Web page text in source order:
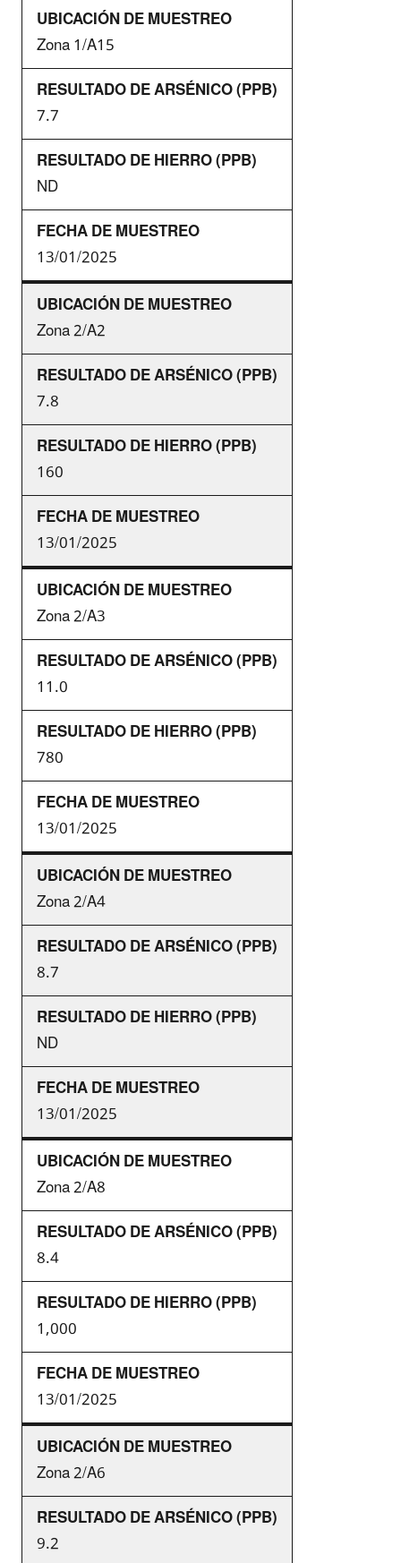
Zona 1/A15
7.7
ND
13/01/2025
Zona 2/A2
7.8
160
13/01/2025
Zona 2/A3
11.0
780
13/01/2025
Zona 2/A4
8.7
ND
13/01/2025
Zona 2/A8
8.4
1,000
13/01/2025
Zona 2/A6
9.2